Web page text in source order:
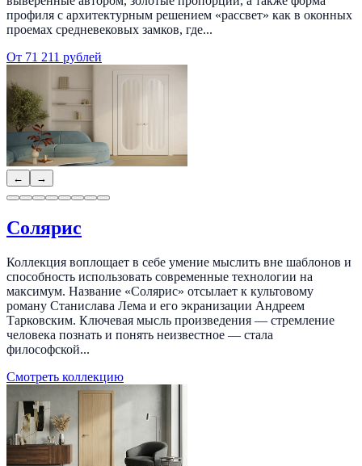
профиля с архитектурным решением «рассвет» как в оконных
проемах средневековых замков, где...
От 71 211 рублей
← →
Солярис
Коллекция воплощает в себе умение мыслить вне шаблонов и
способность использовать современные технологии на
максимум. Название «Солярис» отсылает к культовому
роману Станислава Лема и его экранизации Андреем
Тарковским. Ключевая мысль произведения — стремление
человека познать и понять неизвестное — стала
философской...
Смотреть коллекцию